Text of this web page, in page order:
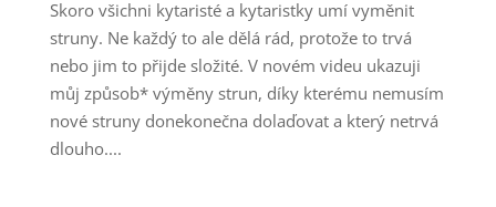
Skoro všichni kytaristé a kytaristky umí vyměnit
struny. Ne každý to ale dělá rád, protože to trvá
nebo jim to přijde složité. V novém videu ukazuji
můj způsob* výměny strun, díky kterému nemusím
nové struny donekonečna dolaďovat a který netrvá
dlouho....